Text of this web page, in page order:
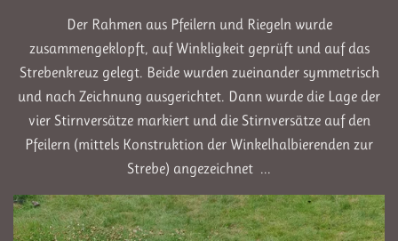
Der Rahmen aus Pfeilern und Riegeln wurde
zusammengeklopft, auf Winkligkeit geprüft und auf das
Strebenkreuz gelegt. Beide wurden zueinander symmetrisch
und nach Zeichnung ausgerichtet. Dann wurde die Lage der
vier Stirnversätze markiert und die Stirnversätze auf den
Pfeilern (mittels Konstruktion der Winkelhalbierenden zur
Strebe) angezeichnet ...